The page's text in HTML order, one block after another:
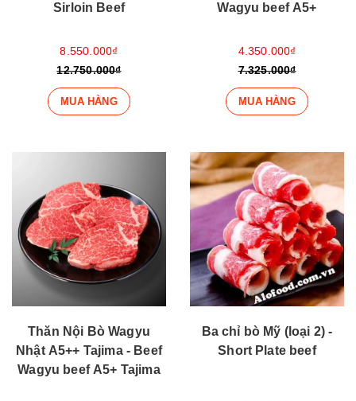
Sirloin Beef
8.550.000₫
12.750.000₫
MUA HÀNG
Wagyu beef A5+
4.350.000₫
7.325.000₫
MUA HÀNG
Thăn Nội Bò Wagyu
Nhật A5++ Tajima - Beef
Wagyu beef A5+ Tajima
Ba chỉ bò Mỹ (loại 2) -
Short Plate beef